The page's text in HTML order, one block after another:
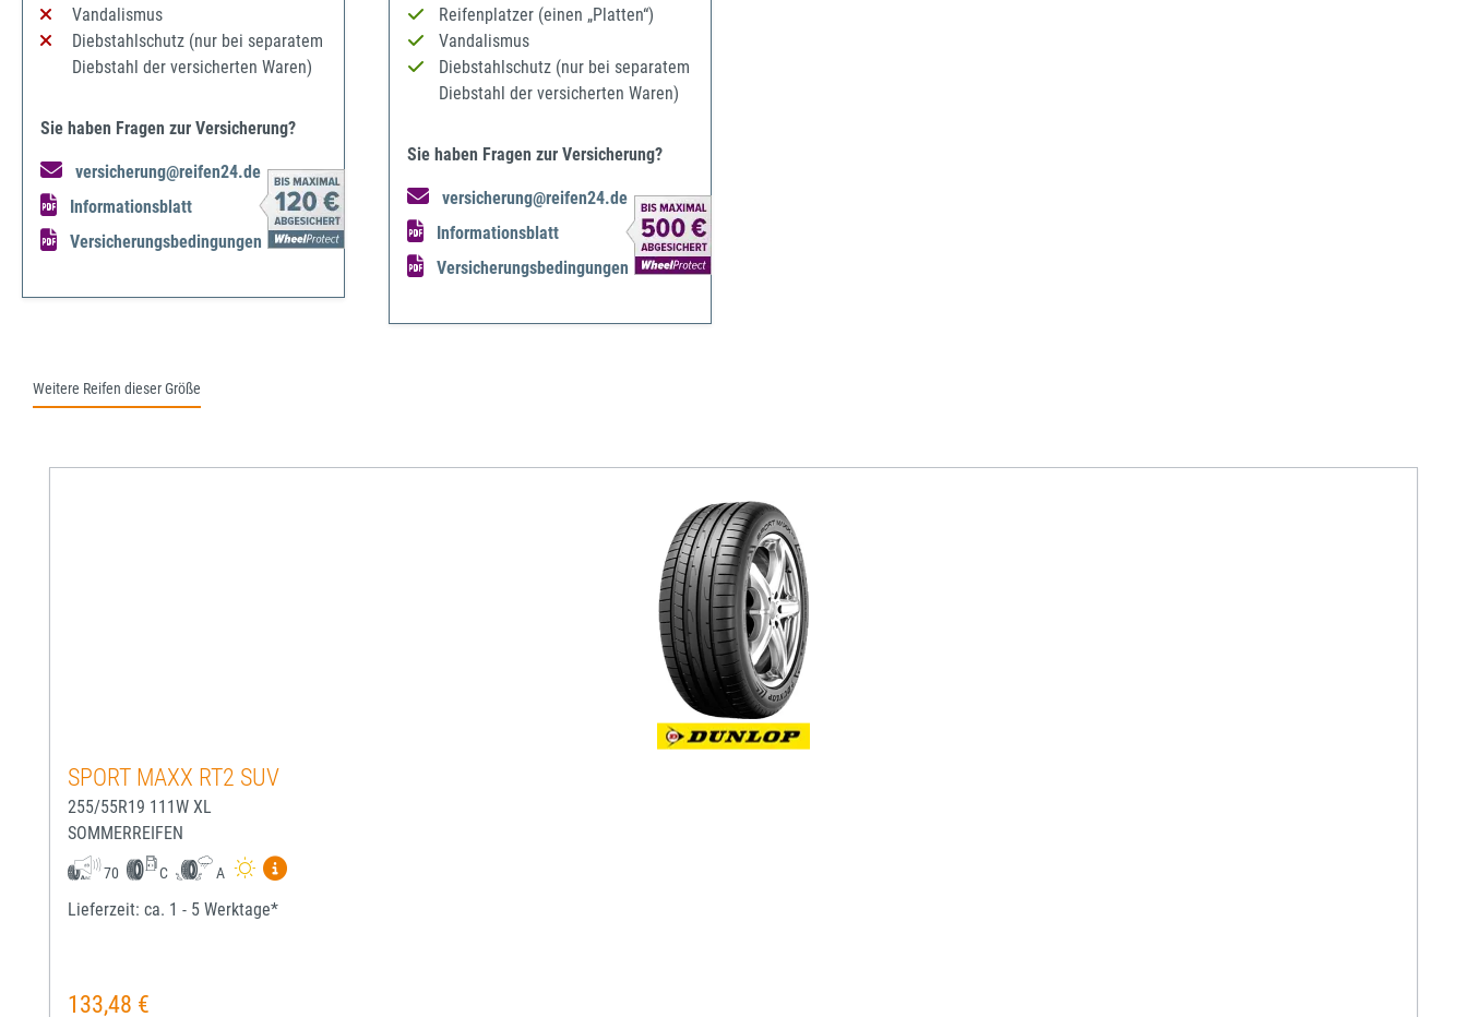
Vandalismus
Diebstahlschutz (nur bei separatem
Diebstahl der versicherten Waren)
Sie haben Fragen zur Versicherung?
versicherung@reifen24.de
Informationsblatt
Versicherungsbedingungen
Reifenplatzer (einen „Platten“)
Vandalismus
Diebstahlschutz (nur bei separatem
Diebstahl der versicherten Waren)
Sie haben Fragen zur Versicherung?
versicherung@reifen24.de
Informationsblatt
Versicherungsbedingungen
Weitere Reifen dieser Größe
SPORT MAXX RT2 SUV
255/55R19 111W XL
SOMMERREIFEN
70 C A
Mehr Informationen zum EU-Reifenlabel anzeigen
Lieferzeit: ca. 1 - 5 Werktage*
Regulärer Preis:
133,48 €